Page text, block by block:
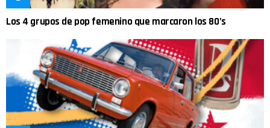
Los 4 grupos de pop femenino que marcaron los 80’s